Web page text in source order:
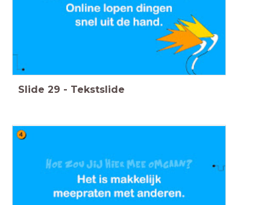
Slide 29 - Tekstslide